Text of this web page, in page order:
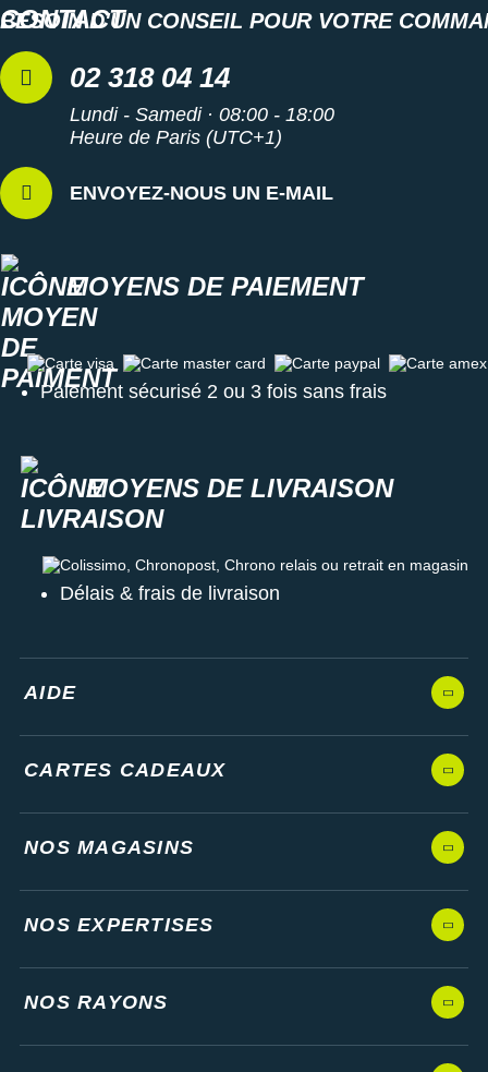
BESOIN D'UN CONSEIL POUR VOTRE
02 318 04 14
Lundi - Samedi · 08:00 - 18:00
Heure de Paris (UTC+1)
ENVOYEZ-NOUS UN E-MAIL
MOYENS DE PAIEMENT
Carte visa Carte master card Carte paypal Carte amex
Paiement sécurisé 2 ou 3 fois sans frais
MOYENS DE LIVRAISON
Colissimo, Chronopost, Chrono relais ou retrait en magasin
Délais & frais de livraison
AIDE
CARTES CADEAUX
NOS MAGASINS
NOS EXPERTISES
NOS RAYONS